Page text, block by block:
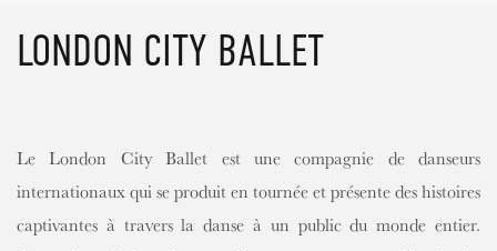
LONDON CITY BALLET
Le London City Ballet est une compagnie de danseurs
internationaux qui se produit en tournée et présente des histoires
captivantes à travers la danse à un public du monde entier.